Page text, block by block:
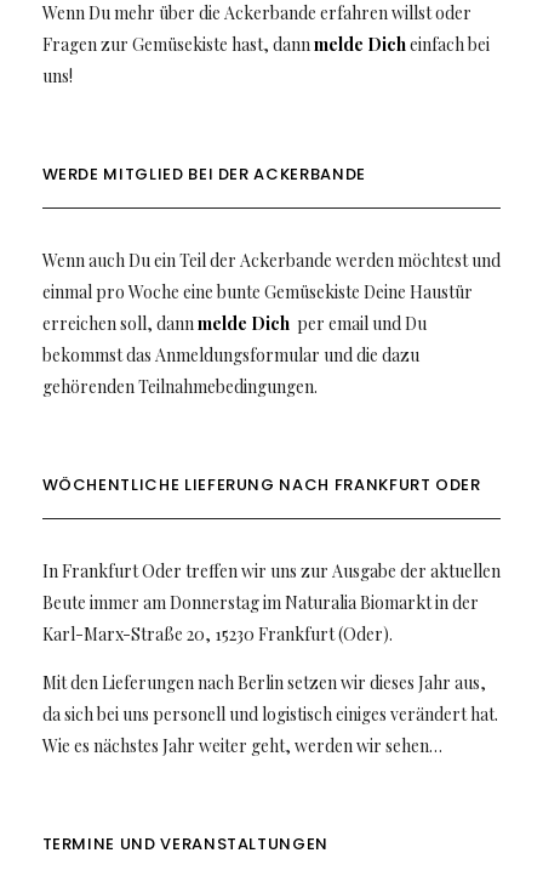
Wenn Du mehr über die Ackerbande erfahren willst oder
Fragen zur Gemüsekiste hast, dannmelde Dicheinfach bei
uns!
WERDE MITGLIED BEI DER ACKERBANDE
Wenn auch Du ein Teil der Ackerbande werden möchtest und
einmal pro Woche eine bunte Gemüsekiste Deine Haustür
erreichen soll, dannmelde Dichper email und Du
bekommst das Anmeldungsformular und die dazu
gehörenden Teilnahmebedingungen.
WÖCHENTLICHE LIEFERUNG NACH FRANKFURT ODER
In Frankfurt Oder treffen wir uns zur Ausgabe der aktuellen
Beute immer am Donnerstag im Naturalia Biomarkt in der
Karl-Marx-Straße 20, 15230 Frankfurt (Oder).
Mit den Lieferungen nach Berlin setzen wir dieses Jahr aus,
da sich bei uns personell und logistisch einiges verändert hat.
Wie es nächstes Jahr weiter geht, werden wir sehen…
TERMINE UND VERANSTALTUNGEN